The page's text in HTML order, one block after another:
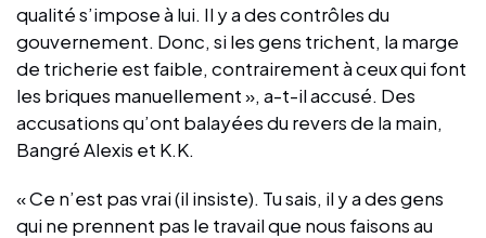
qualité s’impose à lui. Il y a des contrôles du
gouvernement. Donc, si les gens trichent, la marge
de tricherie est faible, contrairement à ceux qui font
les briques manuellement », a-t-il accusé. Des
accusations qu’ont balayées du revers de la main,
Bangré Alexis et K.K.
« Ce n’est pas vrai (il insiste). Tu sais, il y a des gens
qui ne prennent pas le travail que nous faisons au